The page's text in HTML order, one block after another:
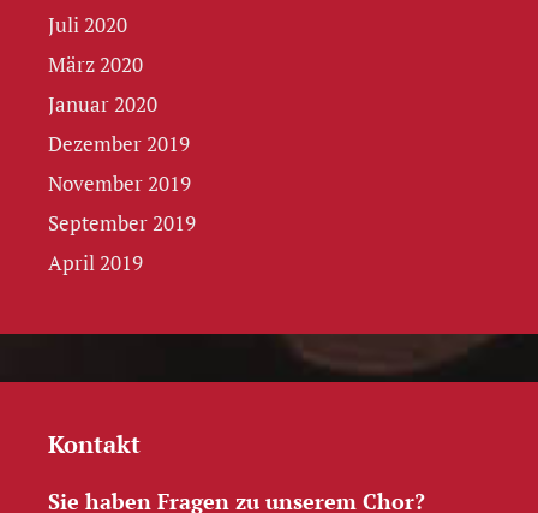
Juli 2020
März 2020
Januar 2020
Dezember 2019
November 2019
September 2019
April 2019
Kontakt
Sie haben Fragen zu unserem Chor?